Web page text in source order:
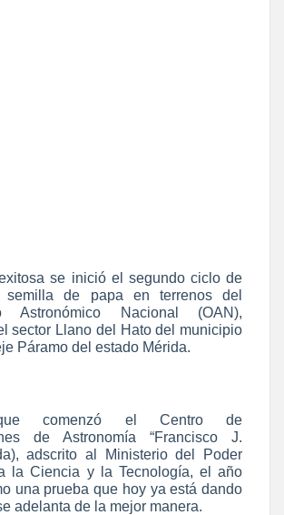
se inició el segundo ciclo de
semilla de papa en terrenos del
Astronómico Nacional (OAN),
sector Llano del Hato del municipio
Páramo del estado Mérida.
comenzó el Centro de
de Astronomía “Francisco J.
adscrito al Ministerio del Poder
la Ciencia y la Tecnología, el año
una prueba que hoy ya está dando
adelanta de la mejor manera.